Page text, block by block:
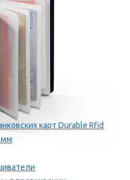
карт Durable Rfid
мм